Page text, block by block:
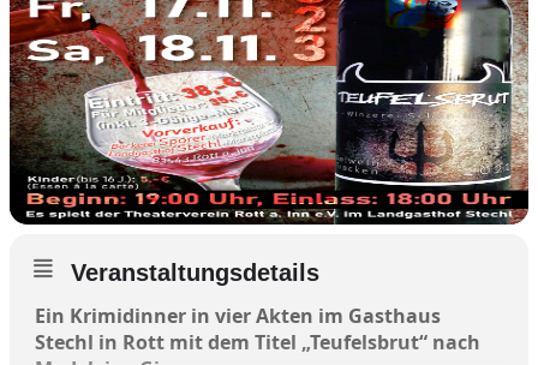
Veranstaltungsdetails
Ein Krimidinner in vier Akten im Gasthaus
Stechl in Rott mit dem Titel „Teufelsbrut“ nach